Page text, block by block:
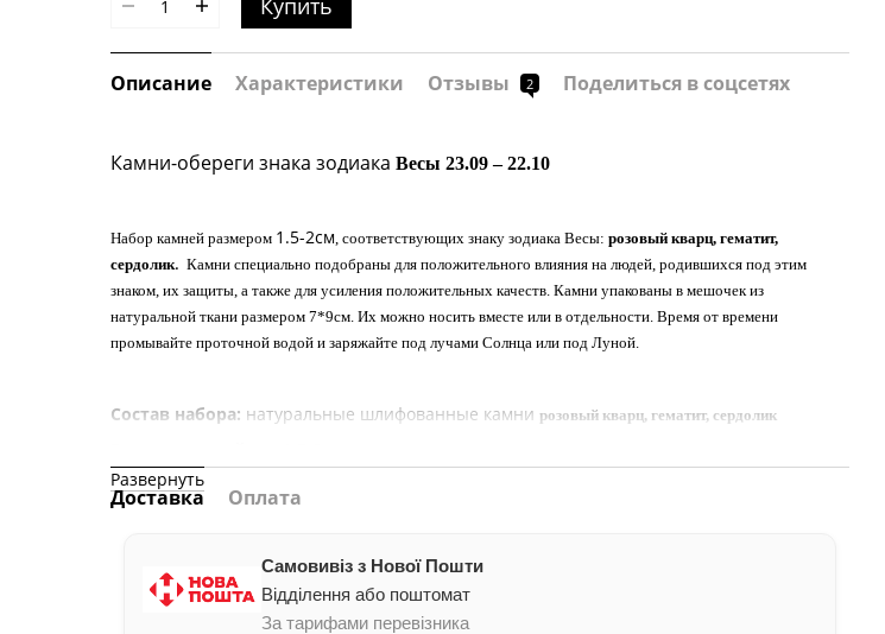
Купить
Описание Характеристики Отзывы 2 Поделиться в соцсетях
Камни-обереги знака зодиака Весы 23.09 – 22.10
Набор камней размером 1.5-2см, соответствующих знаку зодиака Весы: розовый кварц, гематит,
сердолик. Камни специально подобраны для положительного влияния на людей, родившихся под этим
знаком, их защиты, а также для усиления положительных качеств. Камни упакованы в мешочек из
натуральной ткани размером 7*9см. Их можно носить вместе или в отдельности. Время от времени
промывайте проточной водой и заряжайте под лучами Cолнца или под Луной.
Состав набора: натуральные шлифованные камни розовый кварц, гематит, сердолик
Мешочек:джут, 7*9см
Узнать больше о воздействии камней
Развернуть
Доставка Оплата
Самовивіз з Нової Пошти
Відділення або поштомат
За тарифами перевізника